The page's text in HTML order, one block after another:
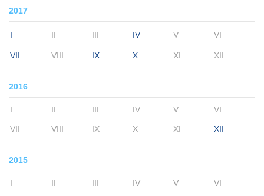
2017
I II III IV V VI
VII VIII IX X XI XII
2016
I II III IV V VI
VII VIII IX X XI XII
2015
I II III IV V
VI